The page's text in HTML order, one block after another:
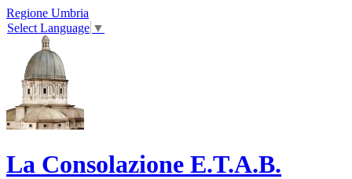
Regione Umbria
Select Language ▼
La Consolazione E.T.A.B.